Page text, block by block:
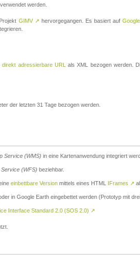
verwendet werden.
GIMV ↗ hervorgegangen. Es basiert auf
direkt adressierbare URL
als XML bezogen werden.
der letzten 31 Tage bezogen werden.
Service (WMS) in eine Kartenanwendung integriert
(WFS) beziehbar.
einbettbare Version mittels eines HTML IFrames ↗
in Google Earth eingebettet werden (Prototyp mit drei
Interface Standard 2.0 (SOS 2.0) ↗